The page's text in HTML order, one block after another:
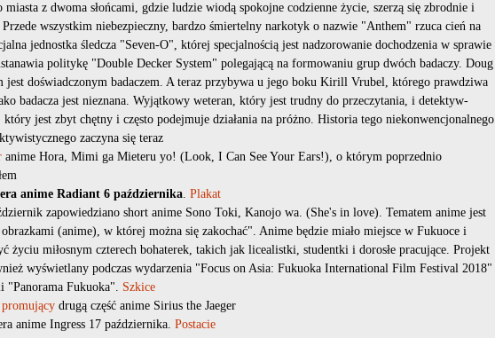
miasta z dwoma słońcami, gdzie ludzie wiodą spokojne codzienne życie, szerzą się zbrodnie i
wszystkim niebezpieczny, bardzo śmiertelny narkotyk o nazwie "Anthem" rzuca cień na
jednostka śledcza "Seven-O", której specjalnością jest nadzorowanie dochodzenia w sprawie
politykę "Double Decker System" polegającą na formowaniu grup dwóch badaczy. Doug
jest doświadczonym badaczem. A teraz przybywa u jego boku Kirill Vrubel, którego prawdziwa
badacza jest nieznana. Wyjątkowy weteran, który jest trudny do przeczytania, i detektyw-
który jest zbyt chętny i często podejmuje działania na próżno. Historia tego niekonwencjonalnego
zaczyna się teraz
anime Hora, Mimi ga Mieteru yo! (Look, I Can See Your Ears!), o którym poprzednio
anime Radiant 6 października. Plakat
zapowiedziano short anime Sono Toki, Kanojo wa. (She's in love). Tematem anime jest
(anime), w której można się zakochać". Anime będzie miało miejsce w Fukuoce i
życiu miłosnym czterech bohaterek, takich jak licealistki, studentki i dorosłe pracujące. Projekt
wyświetlany podczas wydarzenia "Focus on Asia: Fukuoka International Film Festival 2018"
"Panorama Fukuoka". Szkice
drugą część anime Sirius the Jaeger
anime Ingress 17 października. Postacie